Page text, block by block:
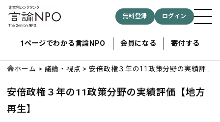
無料登録 ログイン
1ページでわかる言論NPO 会員になる 寄付する
ホーム 議論・視点
安倍政権３年の11政策分野の実績評
安倍政権３年の11政策分野の実績評価【地方
再生】